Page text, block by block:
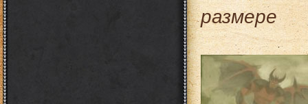
размере